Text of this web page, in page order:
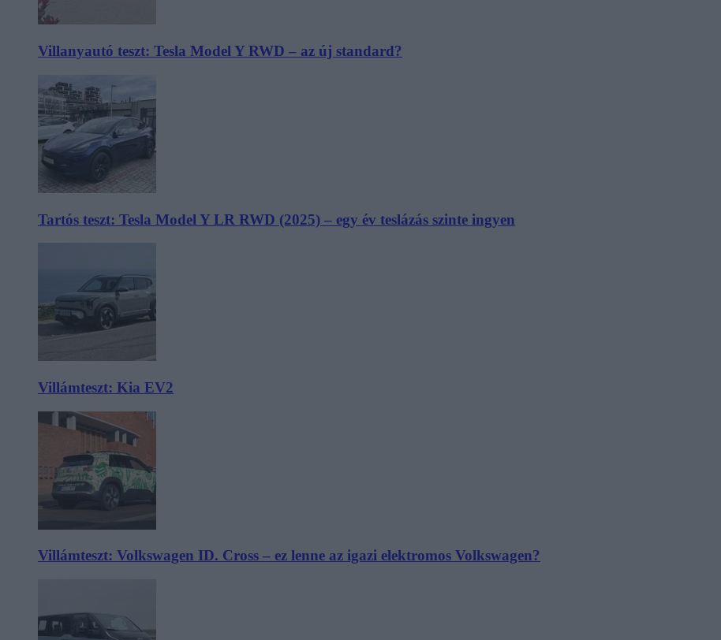
Villanyautó teszt: Tesla Model Y RWD – az új standard?
Tartós teszt: Tesla Model Y LR RWD (2025) – egy év teslázás szinte ingyen
Villámteszt: Kia EV2
Villámteszt: Volkswagen ID. Cross – ez lenne az igazi elektromos Volkswagen?